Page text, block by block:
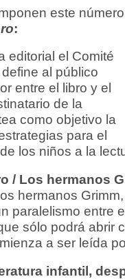
este número
:
editorial el Comité
al público
entre el libro y el
de la
como objetivo la
para el
los niños a la
/ Los hermanos
hermanos
paralelismo entre
sólo podrá abrir
a ser leída
infantil,